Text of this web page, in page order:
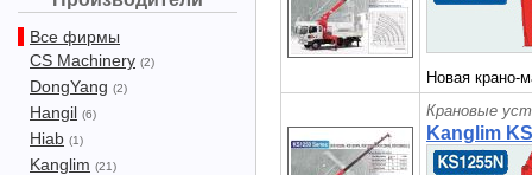
Все фирмы
CS Machinery (2)
DongYang (2)
Hangil (6)
Hiab (1)
Kanglim (21)
Новая крано-
Крановые
Kanglim